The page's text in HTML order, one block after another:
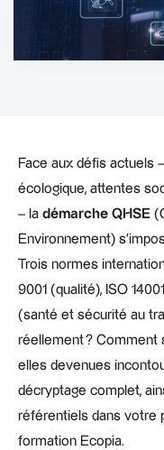
Face aux défis actuels
écologique, attentes
– la démarche QHSE
Environnement)
Trois normes
9001 (qualité), ISO
(santé et sécurité au
réellement ? Comment
elles devenues
décryptage complet,
référentiels dans votre
formation Ecopia.